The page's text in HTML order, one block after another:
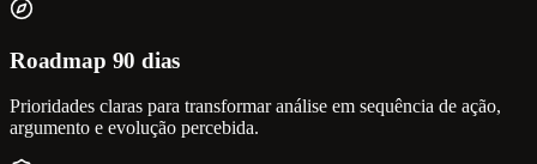
Roadmap 90 dias
Prioridades claras para transformar análise em sequência de ação,
argumento e evolução percebida.